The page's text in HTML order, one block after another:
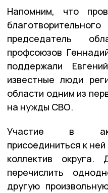
Напомним, что
председатель
профсоюзов
поддержали
известные люди
области одним из
на нужды СВО.
Участие в
присоединиться к
коллектив округа.
перечислить
другую